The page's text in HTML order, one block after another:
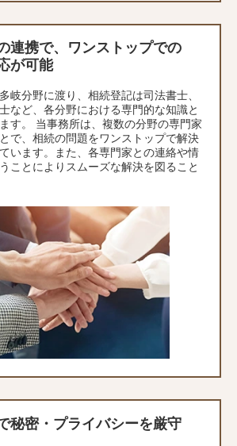
連携で、ワンストップでの
が可能
岐分野に渡り、相続登記は司法書士、
など、各分野における専門的な知識と
す。 当事務所は、複数の分野の専門家
で、相続の問題をワンストップで解決
います。また、各専門家との連絡や情
ことによりスムーズな解決を図ること
秘密・プライバシーを厳守